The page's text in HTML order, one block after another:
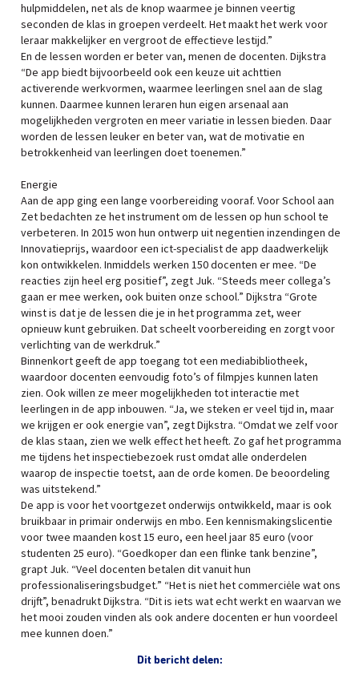
hulpmiddelen, net als de knop waarmee je binnen veertig
seconden de klas in groepen verdeelt. Het maakt het werk voor
leraar makkelijker en vergroot de effectieve lestijd.”
En de lessen worden er beter van, menen de docenten. Dijkstra
“De app biedt bijvoorbeeld ook een keuze uit achttien
activerende werkvormen, waarmee leerlingen snel aan de slag
kunnen. Daarmee kunnen leraren hun eigen arsenaal aan
mogelijkheden vergroten en meer variatie in lessen bieden. Daar
worden de lessen leuker en beter van, wat de motivatie en
betrokkenheid van leerlingen doet toenemen.”
Energie
Aan de app ging een lange voorbereiding vooraf. Voor School aan
Zet bedachten ze het instrument om de lessen op hun school te
verbeteren. In 2015 won hun ontwerp uit negentien inzendingen de
Innovatieprijs, waardoor een ict-specialist de app daadwerkelijk
kon ontwikkelen. Inmiddels werken 150 docenten er mee. “De
reacties zijn heel erg positief”, zegt Juk. “Steeds meer collega’s
gaan er mee werken, ook buiten onze school.” Dijkstra “Grote
winst is dat je de lessen die je in het programma zet, weer
opnieuw kunt gebruiken. Dat scheelt voorbereiding en zorgt voor
verlichting van de werkdruk.”
Binnenkort geeft de app toegang tot een mediabibliotheek,
waardoor docenten eenvoudig foto’s of filmpjes kunnen laten
zien. Ook willen ze meer mogelijkheden tot interactie met
leerlingen in de app inbouwen. “Ja, we steken er veel tijd in, maar
we krijgen er ook energie van”, zegt Dijkstra. “Omdat we zelf voor
de klas staan, zien we welk effect het heeft. Zo gaf het programma
me tijdens het inspectiebezoek rust omdat alle onderdelen
waarop de inspectie toetst, aan de orde komen. De beoordeling
was uitstekend.”
De app is voor het voortgezet onderwijs ontwikkeld, maar is ook
bruikbaar in primair onderwijs en mbo. Een kennismakingslicentie
voor twee maanden kost 15 euro, een heel jaar 85 euro (voor
studenten 25 euro). “Goedkoper dan een flinke tank benzine”,
grapt Juk. “Veel docenten betalen dit vanuit hun
professionaliseringsbudget.” “Het is niet het commerciėle wat ons
drijft”, benadrukt Dijkstra. “Dit is iets wat echt werkt en waarvan we
het mooi zouden vinden als ook andere docenten er hun voordeel
mee kunnen doen.”
Dit bericht delen: